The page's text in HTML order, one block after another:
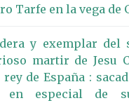
Tarfe en la vega de
y exemplar del
martir de Jesu
de España :
en especial de